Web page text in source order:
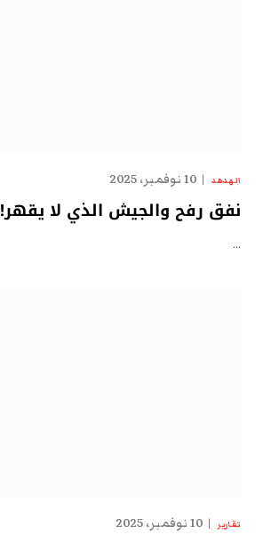
الهدهد 10 نوفمبر، 2025
نفق رفح والجيش الذي لا يقهر!
…
تقارير 10 نوفمبر، 2025